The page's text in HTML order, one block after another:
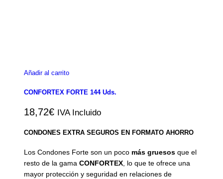
Añadir al carrito
CONFORTEX FORTE 144 Uds.
18,72€ IVA Incluido
CONDONES EXTRA SEGUROS EN FORMATO AHORRO
Los Condones Forte son un poco más gruesos que el
resto de la gama CONFORTEX , lo que te ofrece una
mayor protección y seguridad en relaciones de